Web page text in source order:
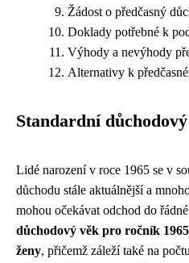
Žádost o předčasný
Doklady potřebné k
Výhody a nevýhody
Alternativy k
Standardní
Lidé narození v roce 1965 se v
důchodu stále aktuálnější a
mohou očekávat odchod do
důchodový věk pro ročník
ženy, přičemž záleží také na